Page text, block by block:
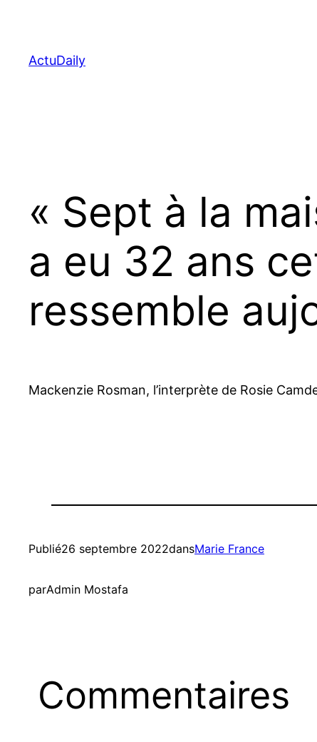
contenu
ActuDaily
« Sept à la
a eu 32 ans
ressemble
Mackenzie Rosman, l’interprète de Rosie
Publié26 septembre 2022dansMarie France
parAdmin Mostafa
Commentaires